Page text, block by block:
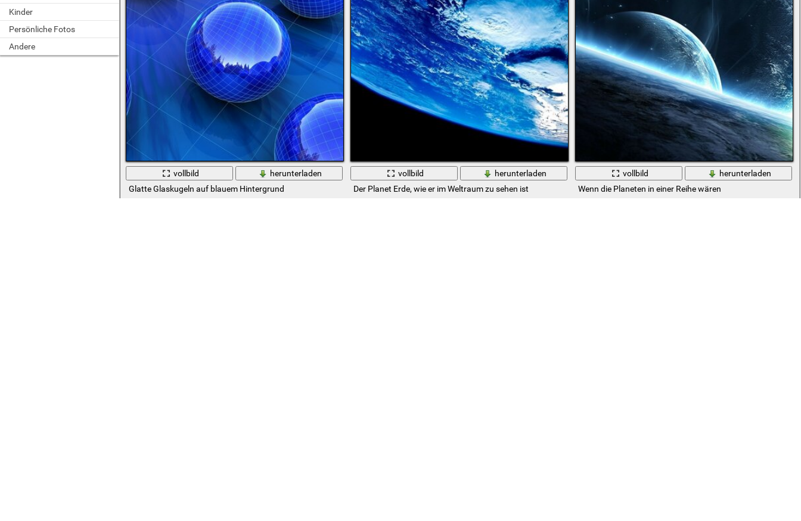
Kinder
Persönliche Fotos
Andere
vollbild
herunterladen
Glatte Glaskugeln auf blauem Hintergrund
vollbild
herunterladen
Der Planet Erde, wie er im Weltraum zu sehen ist
vollbild
herunterladen
Wenn die Planeten in einer Reihe wären